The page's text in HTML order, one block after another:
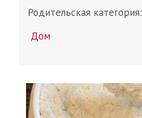
Родительская категория:
Дом